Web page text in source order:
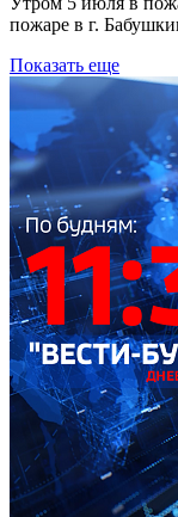
пожаре в г.
Показать еще